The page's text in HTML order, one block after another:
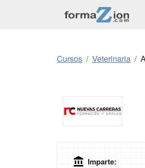
Cursos Veterinaria
Imparte: